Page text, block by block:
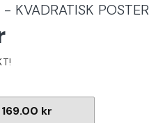
KVADRATISK POSTER
169.00 kr